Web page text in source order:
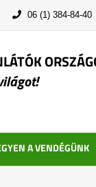
06 (1) 384-84-40
A VENDÉGÜNK